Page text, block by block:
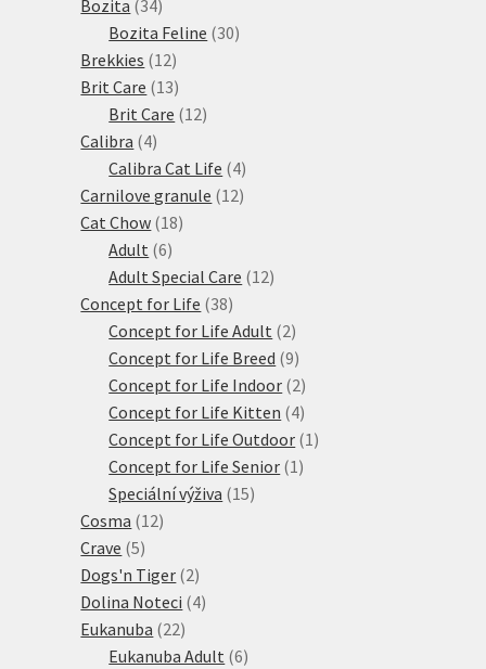
Bozita 34
produktů
Bozita Feline 3030
Brekkies 1212
produktů
Brit Care 1313
produktů
Brit Care 1212
Calibra 44
produkty
Calibra Cat Life 44
produkty
Carnilove granule 1212
Cat Chow 1818
Adult 66
produktů
Adult Special Care 1212
Concept for Life 3838
produktů
Concept for Life Adult 22
produkty
Concept for Life Breed 99
produktů
Concept for Life Indoor 22
produkty
Concept for Life Kitten 44
produkty
Concept for Life Outdoor 1 1
Concept for Life Senior 1 1
Speciální výživa 1515
Cosma 1212
Crave 55
produktů
Dogs'n Tiger 22
produkty
Dolina Noteci 44
Eukanuba 2222
produktů
Eukanuba Adult 66